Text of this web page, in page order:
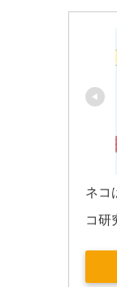
ネコ
コ研